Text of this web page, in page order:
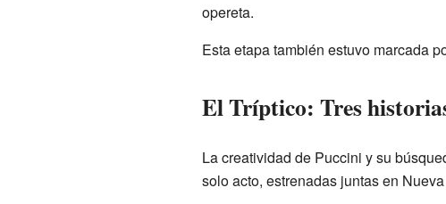
opereta.
Esta etapa también estuvo marcada
El Tríptico: Tres
La creatividad de Puccini y su
solo acto, estrenadas juntas en